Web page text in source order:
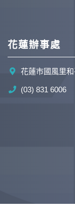
花蓮辦事處
花蓮市國風里
(03) 831 6006